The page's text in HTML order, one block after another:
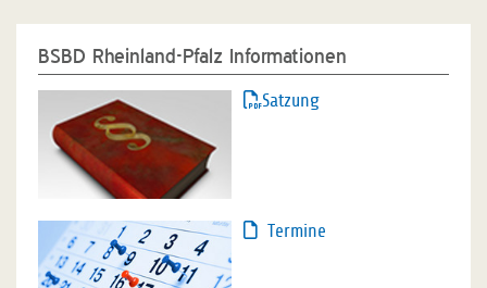
BSBD Rheinland-Pfalz Informationen
Satzung
Termine